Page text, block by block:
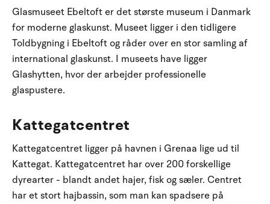
Glasmuseet Ebeltoft er det største museum i Danmark
for moderne glaskunst. Museet ligger i den tidligere
Toldbygning i Ebeltoft og råder over en stor samling af
international glaskunst. I museets have ligger
Glashytten, hvor der arbejder professionelle
glaspustere.
Kattegatcentret
Kattegatcentret ligger på havnen i Grenaa lige ud til
Kattegat. Kattegatcentret har over 200 forskellige
dyrearter - blandt andet hajer, fisk og sæler. Centret
har et stort hajbassin, som man kan spadsere på